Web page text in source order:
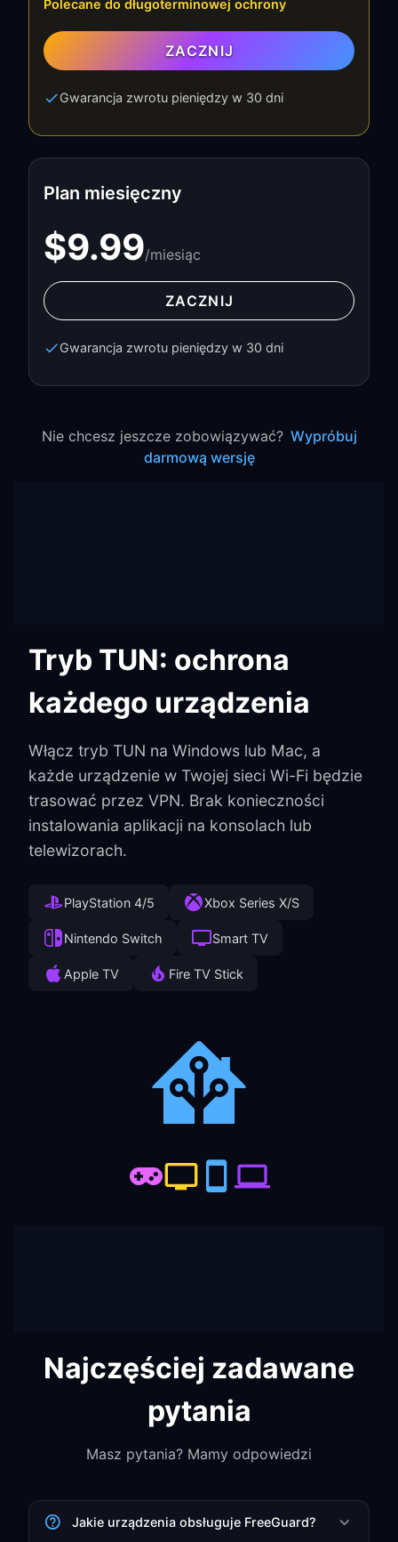
Polecane do długoterminowej ochrony
ZACZNIJ
Gwarancja zwrotu pieniędzy w 30 dni
Plan miesięczny
$9.99/miesiąc
ZACZNIJ
Gwarancja zwrotu pieniędzy w 30 dni
Nie chcesz jeszcze zobowiązywać? Wypróbuj
darmową wersję
Tryb TUN: ochrona
każdego urządzenia
Włącz tryb TUN na Windows lub Mac, a
każde urządzenie w Twojej sieci Wi-Fi będzie
trasować przez VPN. Brak konieczności
instalowania aplikacji na konsolach lub
telewizorach.
PlayStation 4/5 Xbox Series X/S
Nintendo Switch Smart TV
Apple TV Fire TV Stick
Najczęściej zadawane
pytania
Masz pytania? Mamy odpowiedzi
Jakie urządzenia obsługuje FreeGuard?